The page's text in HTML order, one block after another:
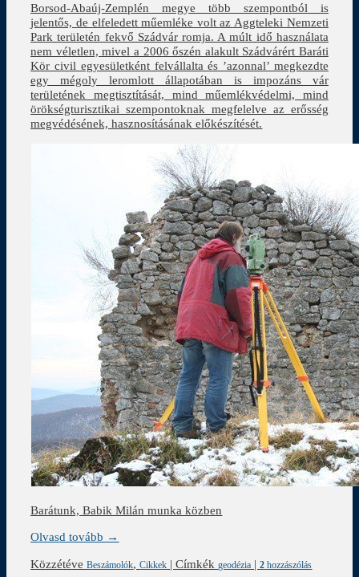
Borsod-Abaúj-Zemplén megye több szempontból is
jelentős, de elfeledett műemléke volt az Aggteleki Nemzeti
Park területén fekvő Szádvár romja. A múlt idő használata
nem véletlen, mivel a 2006 őszén alakult Szádvárért Baráti
Kör civil egyesületként felvállalta és ’azonnal’ megkezdte
egy mégoly leromlott állapotában is impozáns vár
területének megtisztítását, mind műemlékvédelmi, mind
örökségturisztikai szempontoknak megfelelve az erősség
megvédésének, hasznosításának előkészítését.
Barátunk, Babik Milán munka közben
Olvasd tovább →
Közzétéve Beszámolók,Cikkek |Címkék geodézia |2 hozzászólás